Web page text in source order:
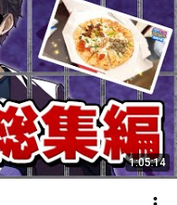
がとう！
ちも
！
最高！！！
1:05:14